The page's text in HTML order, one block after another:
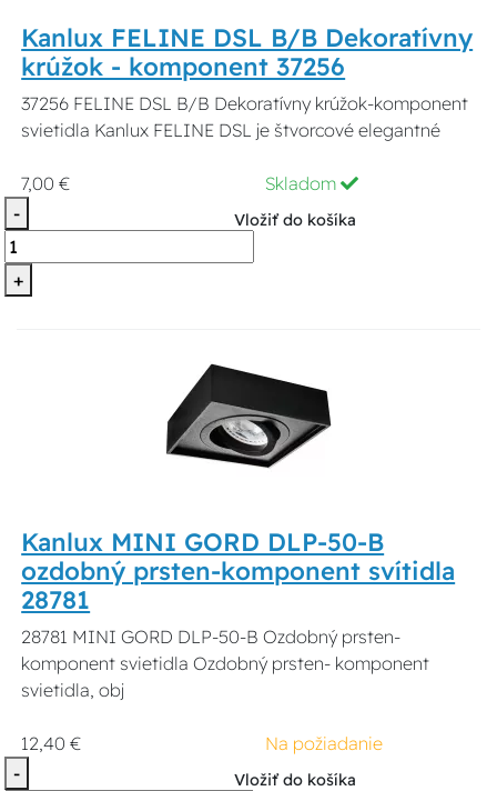
Kanlux FELINE DSL B/B Dekoratívny
krúžok - komponent 37256
37256 FELINE DSL B/B Dekoratívny krúžok-komponent
svietidla Kanlux FELINE DSL je štvorcové elegantné
7,00 €
Skladom
-
+
Vložiť do košíka
Kanlux MINI GORD DLP-50-B
ozdobný prsten-komponent svítidla
28781
28781 MINI GORD DLP-50-B Ozdobný prsten-
komponent svietidla Ozdobný prsten- komponent
svietidla, obj
12,40 €
Na požiadanie
-
Vložiť do košíka